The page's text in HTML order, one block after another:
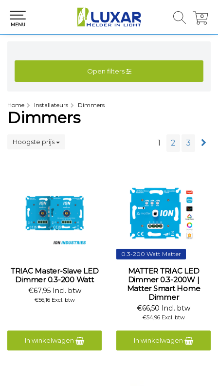
0
0
MENU
Open filters
Home Installateurs Dimmers
Dimmers
Hoogste prijs 1 2 3
TRIAC Master-Slave LED
Dimmer 0.3-200 Watt
€67,95 Incl. btw
€56,16 Excl. btw
In winkelwagen
0.3-200 Watt Matter
MATTER TRIAC LED
Dimmer 0.3-200W |
Matter Smart Home
Dimmer
€66,50 Incl. btw
€54,96 Excl. btw
In winkelwagen